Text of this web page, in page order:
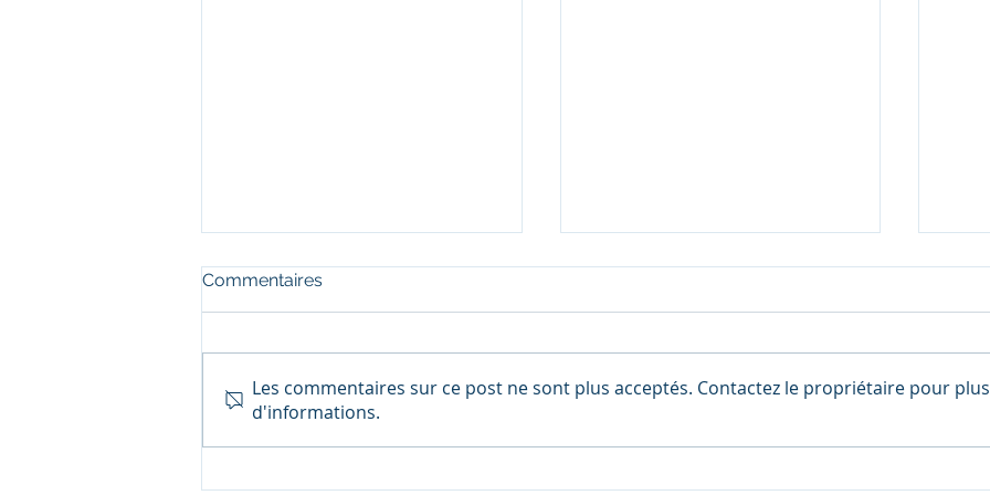
Vous payez des impôts ?
Optimiser sa retraite avec le
Commentaires
Les commentaires sur ce post ne sont plus acceptés. Contactez le propriétaire pour plus
d'informations.